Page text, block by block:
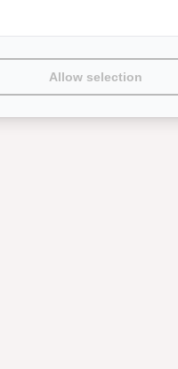
Allow selection